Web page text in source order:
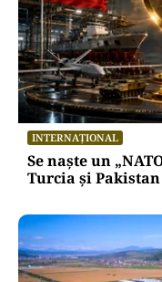
INTERNAȚIONAL
Se naște un
Turcia și